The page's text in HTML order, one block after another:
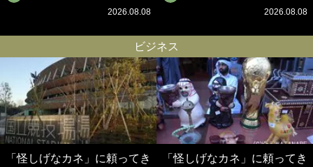
歓迎ムービーに大反響｢最後
2026.08.08
3rdユニフォーム発表！｢W杯
違いを感じさせる｣
2026.08.08
ビジネス
「怪しげなカネ」に頼ってき 「怪しげなカネ」に頼ってき